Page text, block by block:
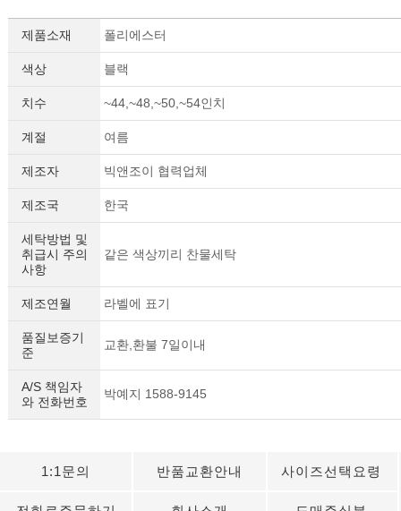
제품소재 폴리에스터
색상 블랙
치수 ~44,~48,~50,~54인치
계절 여름
제조자 빅앤조이 협력업체
제조국 한국
세탁방법 및
취급시 주의
사항
같은 색상끼리 찬물세탁
제조연월 라벨에 표기
품질보증기
준
교환,환불 7일이내
A/S 책임자
와 전화번호
박예지 1588-9145
1:1문의 반품교환안내 사이즈선택요령